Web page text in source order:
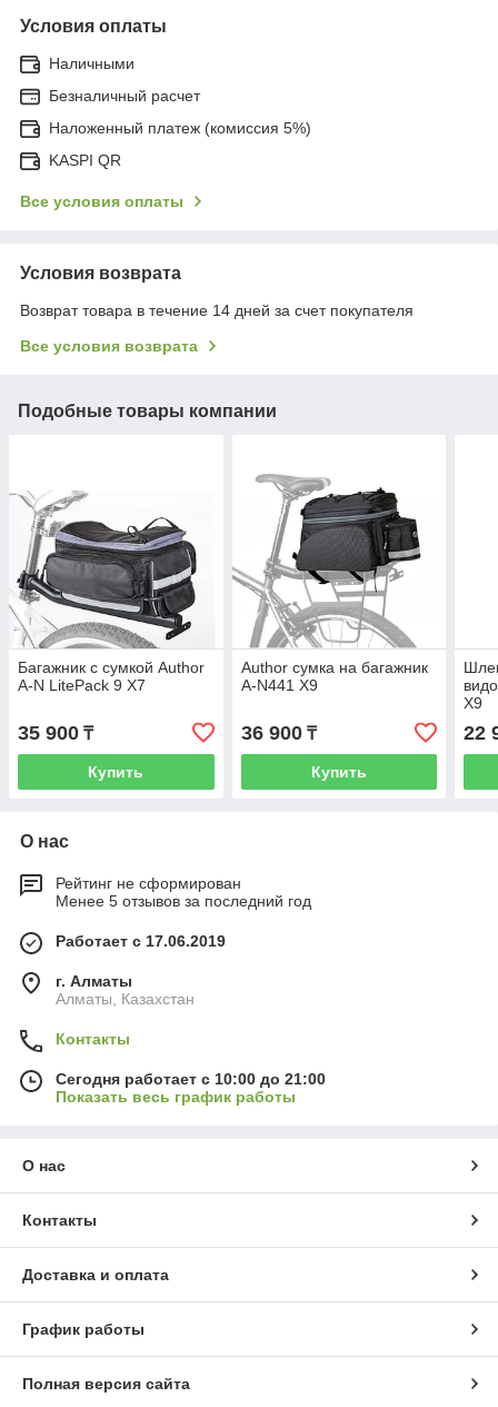
Условия оплаты
Наличными
Безналичный расчет
Наложенный платеж (комиссия 5%)
KASPI QR
Все условия оплаты
Условия возврата
Возврат товара в течение 14 дней за счет покупателя
Все условия возврата
Подобные товары компании
Багажник с сумкой Author
A-N LitePack 9 X7
35 900 ₸
Купить
Author сумка на багажник
A-N441 X9
36 900₸
Купить
X9
22
О нас
Рейтинг не сформирован
Менее 5 отзывов за последний год
Работает с 17.06.2019
г. Алматы
Алматы, Казахстан
Контакты
Сегодня работает с 10:00 до 21:00
Показать весь график работы
О нас
Контакты
Доставка и оплата
График работы
Полная версия сайта